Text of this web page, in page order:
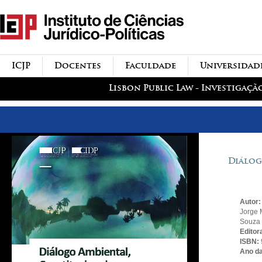
principal
icjp
menu-institucional Faculdade
Docentes
ICJP
Lisbon Public Law -
Jorge
Souza
ISBN:
Ano